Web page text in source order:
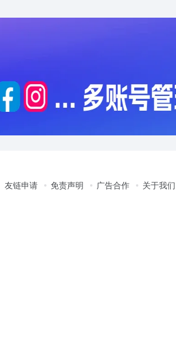
友链申请 免责声明 广告合作 关于我们